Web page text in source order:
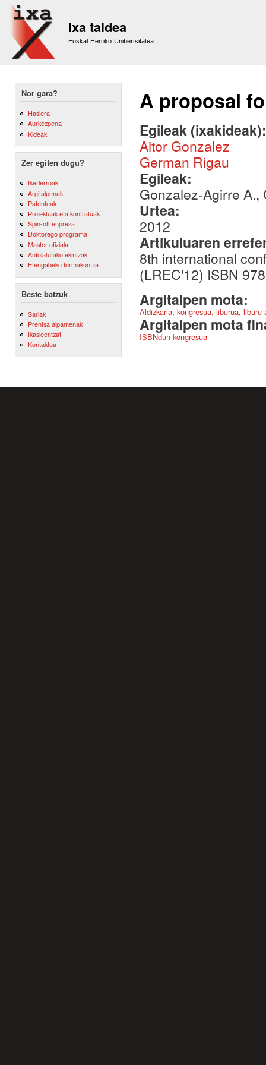
Ixa taldea
Euskal Herriko Unibertsitatea
Nor gara?
Hasiera
Aurkezpena
Kideak
Zer egiten dugu?
Ikerlerroak
Argitalpenak
Patenteak
Proiektuak eta kontratuak
Spin-off enpresa
Doktorego programa
Master ofiziala
Antolatutako ekintzak
Etengabeko formakuntza
Beste batzuk
Sariak
Prentsa aipamenak
Ikasleentzat
Kontaktua
A proposal
Egileak
Aitor Gonzalez
German Rigau
Egileak:
Gonzalez-Agirre A.,
Urtea:
2012
Artikuluaren
8th international
(LREC'12) ISBN
Argitalpen mota:
Aldizkaria, kongresua, liburua,
Argitalpen mota
ISBNdun kongresua